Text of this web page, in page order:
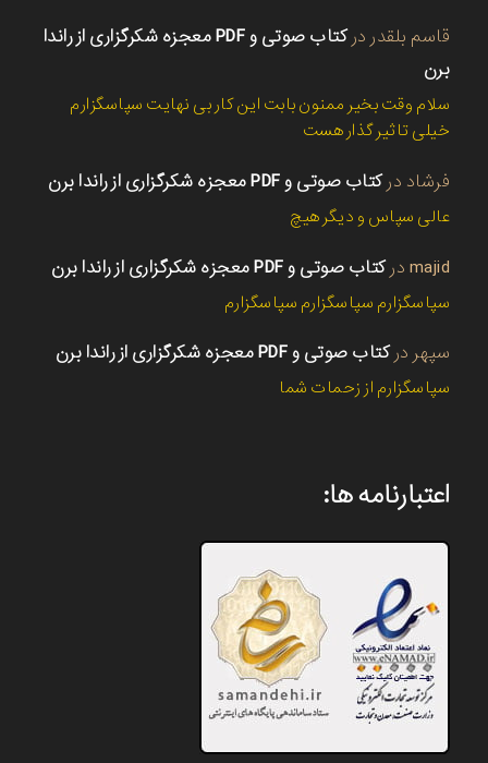
قاسم بلقدر در
کتاب صوتی و PDF معجزه شکرگزاری از راندا
برن
سلام وقت بخیر ممنون بابت این کار بی نهایت سپاسگزارم
خیلی تاثیر گذار هست
فرشاد درکتاب صوتی و PDF معجزه شکرگزاری از راندا برن
عالی سپاس و دیگر هیچ
majid درکتاب صوتی و PDF معجزه شکرگزاری از راندا برن
سپاسگزارم سپاسگزارم سپاسگزارم
سپهر درکتاب صوتی و PDF معجزه شکرگزاری از راندا برن
سپاسگزارم از زحمات شما
اعتبارنامه ها: